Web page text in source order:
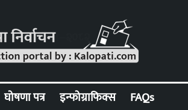
घोषणा पत्र इन्फोग्राफिक्स FAQs